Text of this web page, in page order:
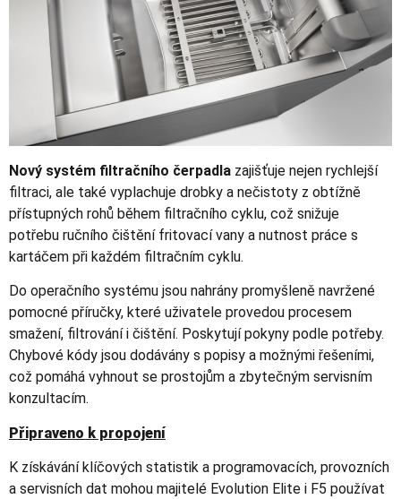
Nový systém filtračního čerpadla zajišťuje nejen rychlejší
filtraci, ale také vyplachuje drobky a nečistoty z obtížně
přístupných rohů během filtračního cyklu, což snižuje
potřebu ručního čištění fritovací vany a nutnost práce s
kartáčem při každém filtračním cyklu.
Do operačního systému jsou nahrány promyšleně navržené
pomocné příručky, které uživatele provedou procesem
smažení, filtrování i čištění. Poskytují pokyny podle potřeby.
Chybové kódy jsou dodávány s popisy a možnými řešeními,
což pomáhá vyhnout se prostojům a zbytečným servisním
konzultacím.
Připraveno k propojení
K získávání klíčových statistik a programovacích, provozních
a servisních dat mohou majitelé Evolution Elite i F5 používat